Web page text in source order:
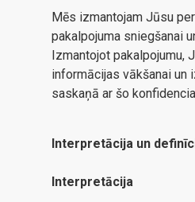
Mēs izmantojam Jūsu
pakalpojuma sniegšanai
Izmantojot pakalpojumu,
informācijas vākšanai un
saskaņā ar šo
Interpretācija un
Interpretācija